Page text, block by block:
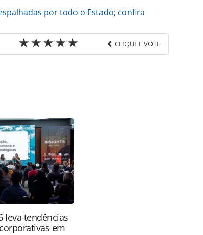
por todo o Estado; confira
CLIQUE E VOTE
2025/12/brand-usa-coloca-sul-dos-
ou as ferramentas oferecidas na
Editora é protegido pela legislação
o conteúdo sem autorização da
leva tendências
em